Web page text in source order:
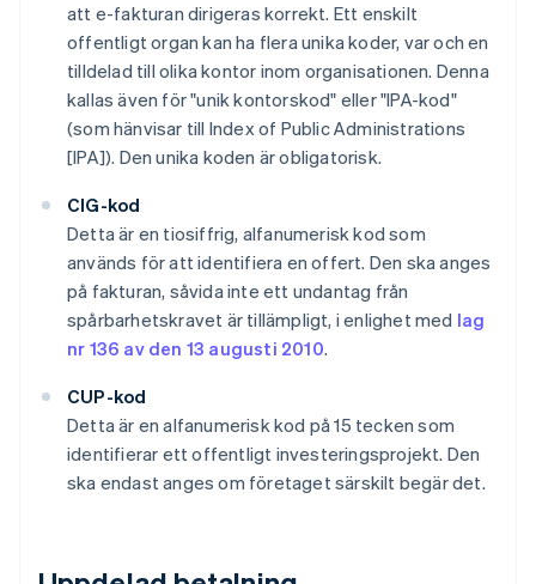
att e-fakturan dirigeras korrekt. Ett enskilt
offentligt organ kan ha flera unika koder, var och en
tilldelad till olika kontor inom organisationen. Denna
kallas även för "unik kontorskod" eller "IPA-kod"
(som hänvisar till Index of Public Administrations
[IPA]). Den unika koden är obligatorisk.
CIG-kod
Detta är en tiosiffrig, alfanumerisk kod som
används för att identifiera en offert. Den ska anges
på fakturan, såvida inte ett undantag från
spårbarhetskravet är tillämpligt, i enlighet med lag
nr 136 av den 13 augusti 2010.
CUP-kod
Detta är en alfanumerisk kod på 15 tecken som
identifierar ett offentligt investeringsprojekt. Den
ska endast anges om företaget särskilt begär det.